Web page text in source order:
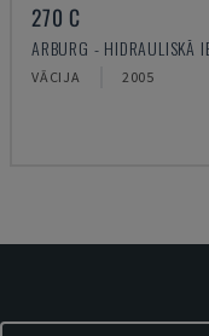
270 C
ARBURG - HIDRAULISKĀ
VĀCIJA 2005